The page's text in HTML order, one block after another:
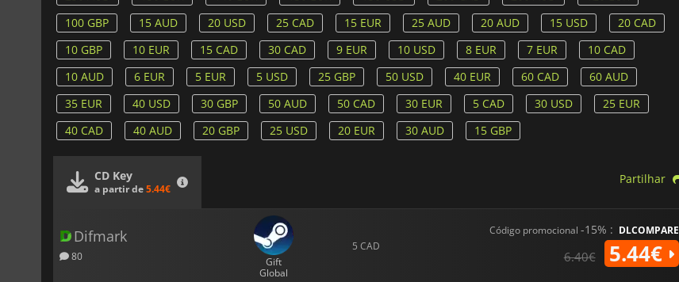
100 GBP
15 AUD 20 USD 25 CAD 15 EUR 25 AUD 20 AUD 15 USD
20 CAD
10 GBP
10 EUR 15 CAD 30 CAD 9 EUR 10 USD 8 EUR 7 EUR
10 CAD
10 AUD
6 EUR 5 EUR 5 USD 25 GBP 50 USD 40 EUR 60 CAD
60 AUD
35 EUR
40 USD 30 GBP 50 AUD 50 CAD 30 EUR 5 CAD 30 USD
25 EUR
40 CAD
40 AUD 20 GBP 25 USD 20 EUR 30 AUD 15 GBP
CD Key
a partir de5.44€
Partilhar
Difmark
80
Gift
Global
5 CAD
Código promocional -15% : DLCOMPARE
6.40€ 5.44€